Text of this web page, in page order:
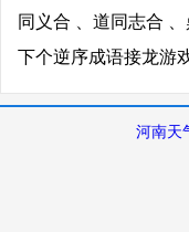
同义合 、道同志合
下个逆序成语接龙游
河南天